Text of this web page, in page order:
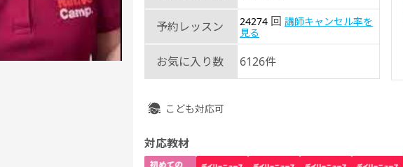
予約レッスン 24274 回 講師キャンセル率を
見る
お気に入り数 6126件
こども対応可
対応教材